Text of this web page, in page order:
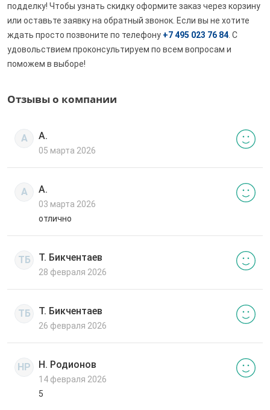
подделку! Чтобы узнать скидку оформите заказ через корзину
или оставьте заявку на обратный звонок. Если вы не хотите
ждать просто позвоните по телефону +7 495 023 76 84 . С
удовольствием проконсультируем по всем вопросам и
поможем в выборе!
Отзывы о компании
А А.
05 марта 2026
А А.
03 марта 2026
отлично
ТБ Т. Бикчентаев
28 февраля 2026
ТБ Т. Бикчентаев
26 февраля 2026
НР Н. Родионов
14 февраля 2026
5